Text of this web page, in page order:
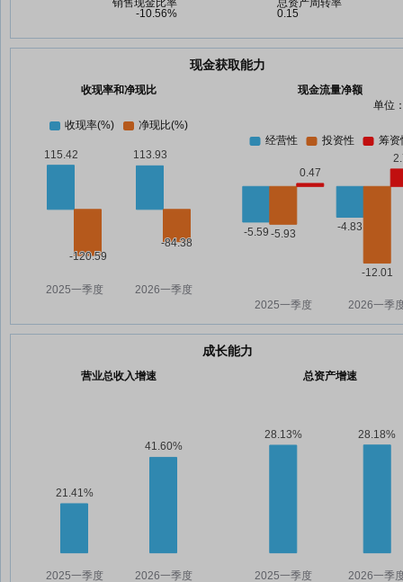
现金获取能力
收现率和净现比
现金流量净额
单位
成长能力
营业总收入增速 总资产增速